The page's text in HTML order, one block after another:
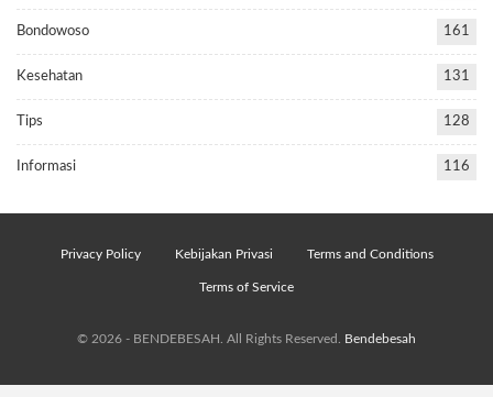
Bondowoso 161
Kesehatan 131
Tips 128
Informasi 116
Privacy Policy Kebijakan Privasi Terms and Conditions
Terms of Service
© 2026 - BENDEBESAH. All Rights Reserved. Bendebesah